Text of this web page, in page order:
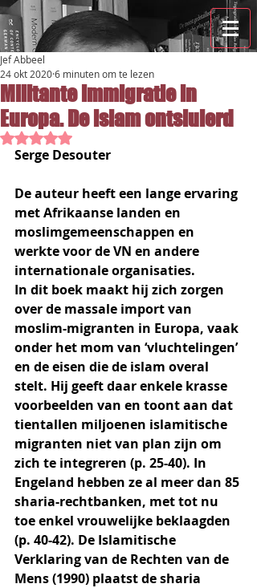
Militante immigratie in
Europa. De islam ontsluierd
Jef Abbeel
24 okt 20206 minuten om te lezen
Beoordeeld met NaN uit 5 sterren.
Serge Desouter
De auteur heeft een lange ervaring
met Afrikaanse landen en
moslimgemeenschappen en
werkte voor de VN en andere
internationale organisaties.
In dit boek maakt hij zich zorgen
over de massale import van
moslim-migranten in Europa, vaak
onder het mom van ‘vluchtelingen’
en de eisen die de islam overal
stelt. Hij geeft daar enkele krasse
voorbeelden van en toont aan dat
tientallen miljoenen islamitische
migranten niet van plan zijn om
zich te integreren (p. 25-40). In
Engeland hebben ze al meer dan 85
sharia-rechtbanken, met tot nu
toe enkel vrouwelijke beklaagden
(p. 40-42). De Islamitische
Verklaring van de Rechten van de
Mens (1990) plaatst de sharia